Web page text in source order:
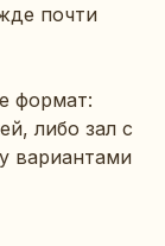
почти
формат:
либо зал с
вариантами